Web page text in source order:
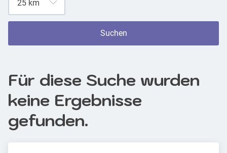
Suchen
Für diese Suche wurden
keine Ergebnisse
gefunden.